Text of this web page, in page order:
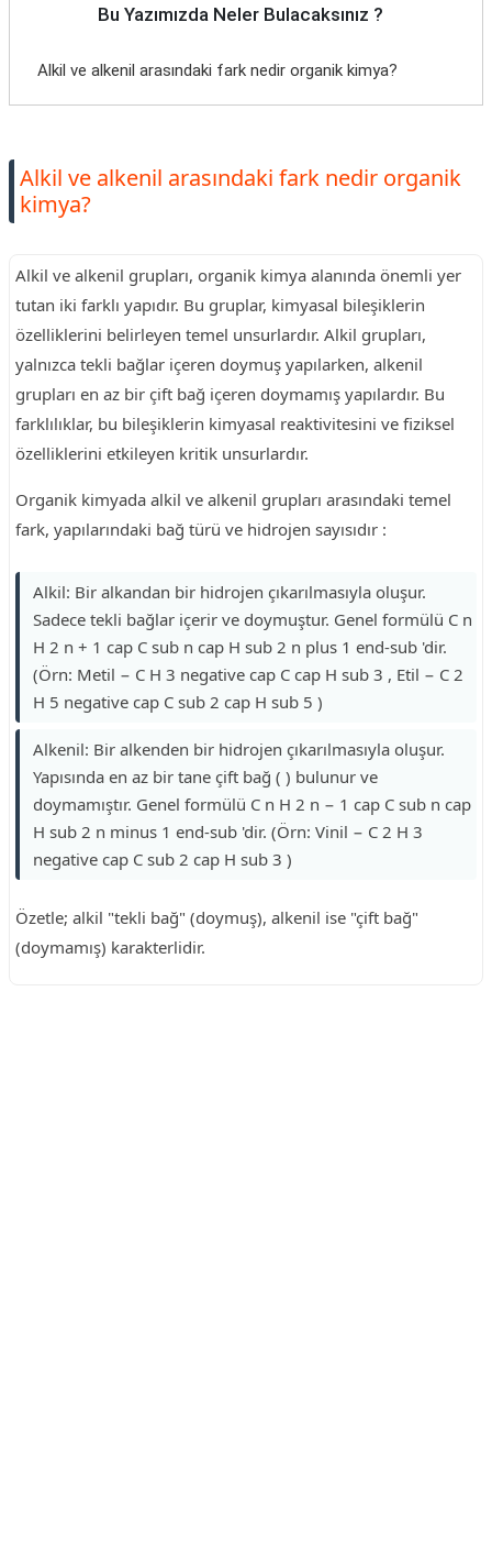
Bu Yazımızda Neler Bulacaksınız ?
Alkil ve alkenil arasındaki fark nedir organik kimya?
Alkil ve alkenil arasındaki fark nedir organik
kimya?
Alkil ve alkenil grupları, organik kimya alanında önemli yer
tutan iki farklı yapıdır. Bu gruplar, kimyasal bileşiklerin
özelliklerini belirleyen temel unsurlardır. Alkil grupları,
yalnızca tekli bağlar içeren doymuş yapılarken, alkenil
grupları en az bir çift bağ içeren doymamış yapılardır. Bu
farklılıklar, bu bileşiklerin kimyasal reaktivitesini ve fiziksel
özelliklerini etkileyen kritik unsurlardır.
Organik kimyada alkil ve alkenil grupları arasındaki temel
fark, yapılarındaki bağ türü ve hidrojen sayısıdır :
Alkil: Bir alkandan bir hidrojen çıkarılmasıyla oluşur.
Sadece tekli bağlar içerir ve doymuştur. Genel formülü C n
H 2 n + 1 cap C sub n cap H sub 2 n plus 1 end-sub 'dir.
(Örn: Metil − C H 3 negative cap C cap H sub 3 , Etil − C 2
H 5 negative cap C sub 2 cap H sub 5 )
Alkenil: Bir alkenden bir hidrojen çıkarılmasıyla oluşur.
Yapısında en az bir tane çift bağ ( ) bulunur ve
doymamıştır. Genel formülü C n H 2 n − 1 cap C sub n cap
H sub 2 n minus 1 end-sub 'dir. (Örn: Vinil − C 2 H 3
negative cap C sub 2 cap H sub 3 )
Özetle; alkil "tekli bağ" (doymuş), alkenil ise "çift bağ"
(doymamış) karakterlidir.